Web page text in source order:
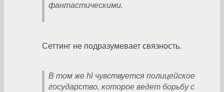
фантастическими.
Сеттинг не подразумевает связность.
В том же hl чувствуется полицейское
государство, которое ведет борьбу с